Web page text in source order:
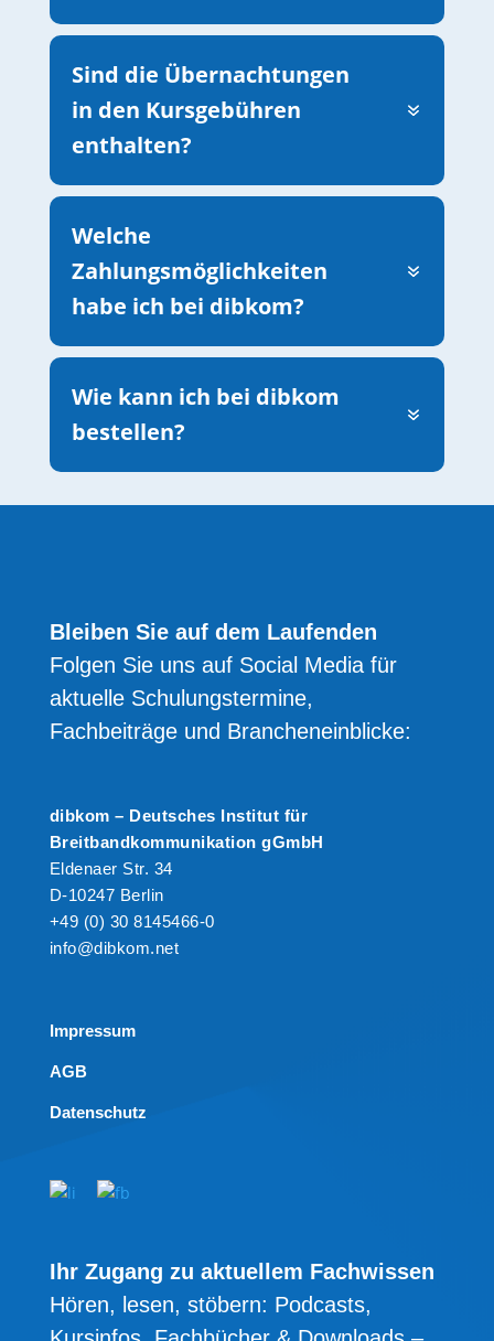
Sind die Übernachtungen
in den Kursgebühren
enthalten?
Welche
Zahlungsmöglichkeiten
habe ich bei dibkom?
Wie kann ich bei dibkom
bestellen?
Bleiben Sie auf dem Laufenden
Folgen Sie uns auf Social Media für
aktuelle Schulungstermine,
Fachbeiträge und Brancheneinblicke:
dibkom – Deutsches Institut für
Breitbandkommunikation gGmbH
Eldenaer Str. 34
D-10247 Berlin
+49 (0) 30 8145466-0
info@dibkom.net
Impressum
AGB
Datenschutz
Ihr Zugang zu aktuellem Fachwissen
Hören, lesen, stöbern: Podcasts,